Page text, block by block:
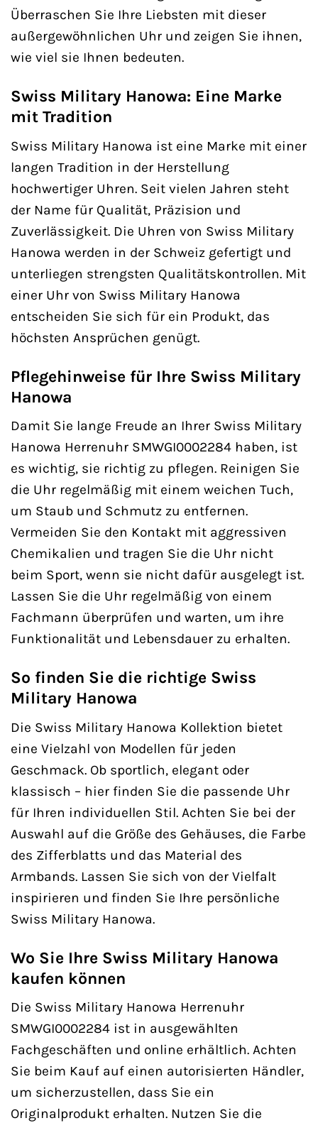
Überraschen Sie Ihre Liebsten mit dieser
außergewöhnlichen Uhr und zeigen Sie ihnen,
wie viel sie Ihnen bedeuten.
Swiss Military Hanowa: Eine Marke
mit Tradition
Swiss Military Hanowa ist eine Marke mit einer
langen Tradition in der Herstellung
hochwertiger Uhren. Seit vielen Jahren steht
der Name für Qualität, Präzision und
Zuverlässigkeit. Die Uhren von Swiss Military
Hanowa werden in der Schweiz gefertigt und
unterliegen strengsten Qualitätskontrollen. Mit
einer Uhr von Swiss Military Hanowa
entscheiden Sie sich für ein Produkt, das
höchsten Ansprüchen genügt.
Pflegehinweise für Ihre Swiss Military
Hanowa
Damit Sie lange Freude an Ihrer Swiss Military
Hanowa Herrenuhr SMWGI0002284 haben, ist
es wichtig, sie richtig zu pflegen. Reinigen Sie
die Uhr regelmäßig mit einem weichen Tuch,
um Staub und Schmutz zu entfernen.
Vermeiden Sie den Kontakt mit aggressiven
Chemikalien und tragen Sie die Uhr nicht
beim Sport, wenn sie nicht dafür ausgelegt ist.
Lassen Sie die Uhr regelmäßig von einem
Fachmann überprüfen und warten, um ihre
Funktionalität und Lebensdauer zu erhalten.
So finden Sie die richtige Swiss
Military Hanowa
Die Swiss Military Hanowa Kollektion bietet
eine Vielzahl von Modellen für jeden
Geschmack. Ob sportlich, elegant oder
klassisch – hier finden Sie die passende Uhr
für Ihren individuellen Stil. Achten Sie bei der
Auswahl auf die Größe des Gehäuses, die Farbe
des Zifferblatts und das Material des
Armbands. Lassen Sie sich von der Vielfalt
inspirieren und finden Sie Ihre persönliche
Swiss Military Hanowa.
Wo Sie Ihre Swiss Military Hanowa
kaufen können
Die Swiss Military Hanowa Herrenuhr
SMWGI0002284 ist in ausgewählten
Fachgeschäften und online erhältlich. Achten
Sie beim Kauf auf einen autorisierten Händler,
um sicherzustellen, dass Sie ein
Originalprodukt erhalten. Nutzen Sie die